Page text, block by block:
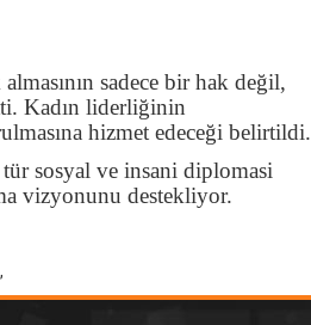
sadece bir hak değil,
Kadın liderliğinin
hizmet edeceği belirtildi.
sosyal ve insani diplomasi
vizyonunu destekliyor.
,